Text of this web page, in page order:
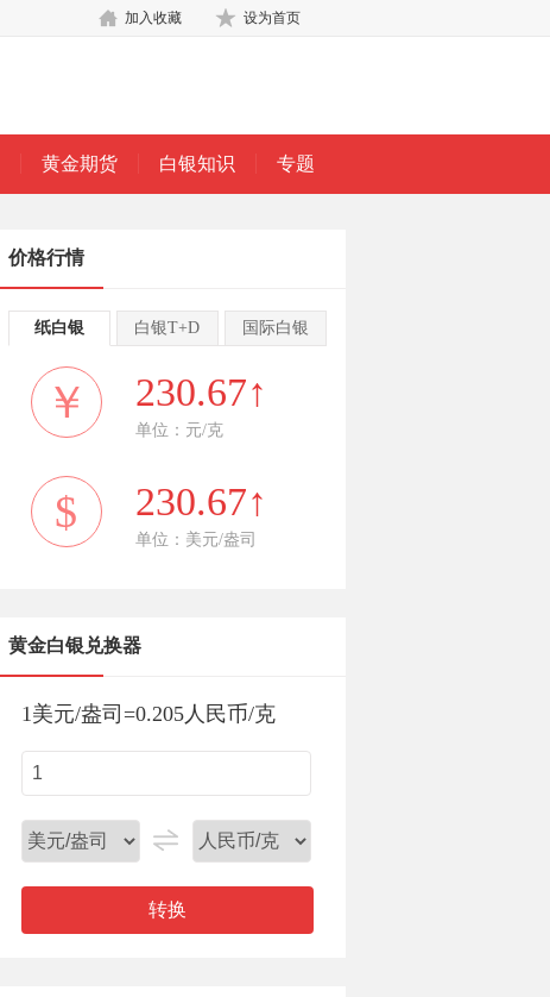
设为首页
加入收藏
黄金期货 白银知识 专题
价格行情
纸白银 白银T+D 国际白银
￥ 230.67↑
单位：元/克
$ 230.67↑
单位：美元/盎司
黄金白银兑换器
1美元/盎司 =0.205人民币/克
转换